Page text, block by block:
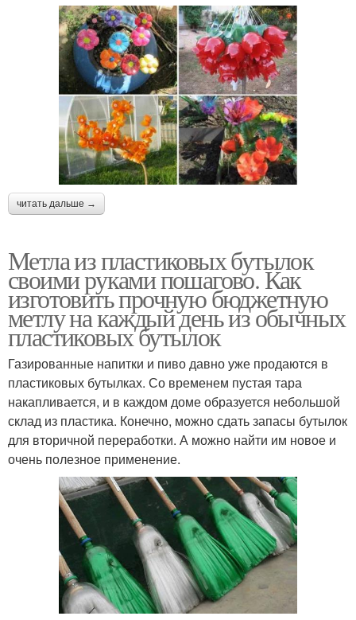
читать дальше →
Метла из пластиковых бутылок
своими руками пошагово. Как
изготовить прочную бюджетную
метлу на каждый день из обычных
пластиковых бутылок
Газированные напитки и пиво давно уже продаются в
пластиковых бутылках. Со временем пустая тара
накапливается, и в каждом доме образуется небольшой
склад из пластика. Конечно, можно сдать запасы бутылок
для вторичной переработки. А можно найти им новое и
очень полезное применение.